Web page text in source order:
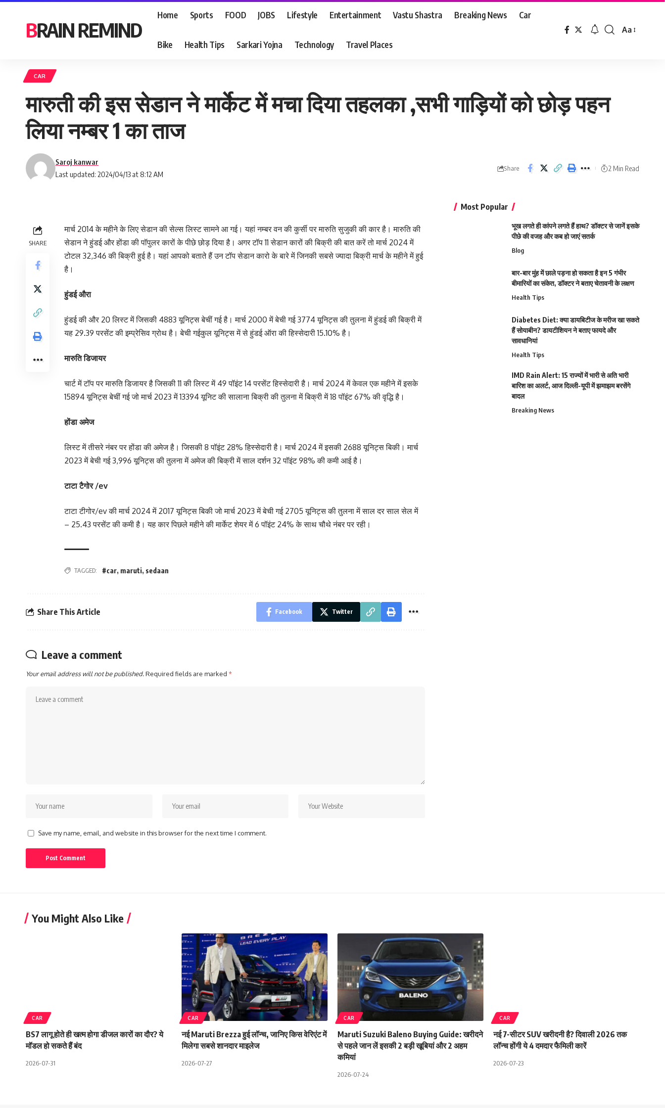
BRAIN REMIND
Home Sports FOOD JOBS Lifestyle Entertainment Vastu Shastra Breaking News Car
Bike Health Tips Sarkari Yojna Technology Travel Places
Font
Aa
CAR
मारुती की इस सेडान ने मार्केट में मचा दिया तहलका ,सभी गाड़ियों को छोड़ पहन
लिया नम्बर 1 का ताज
Last updated: 2024/04/13 at 8:12 AM
Saroj kanwar
Share 2 Min Read
SHARE
मार्च 2014 के महीने के लिए सेडान की सेल्स लिस्ट सामने आ गई। यहां नम्बर वन की कुर्सी पर मारुति सुजुकी की कार है। मारुति की
सेडान ने हुंडई और होंडा की पॉपुलर कारों के पीछे छोड़ दिया है। अगर टॉप 11 सेडान कारों की बिक्री की बात करें तो मार्च 2024 में
टोटल 32,346 की बिक्री हुई है। यहां आपको बताते हैं उन टॉप सेडान कारो के बारे में जिनकी सबसे ज्यादा बिक्री मार्च के महीने में हुई
है।
हुंडई औरा
हुंडई की और 20 लिस्ट में जिसकी 4883 यूनिट्स बेचीं गई है। मार्च 2000 में बेची गई 3774 यूनिट्स की तुलना में हुंडई की बिक्री में
यह 29.39 परसेंट की इम्प्रेसिव ग्रोथ है। बेची गईकुल यूनिट्स में से हुंडई ऑरा की हिस्सेदारी 15.10% है।
मारुति डिजायर
चार्ट में टॉप पर मारुति डिजायर है जिसकी 11 की लिस्ट में 49 पॉइंट 14 परसेंट हिस्सेदारी है। मार्च 2024 में केवल एक महीने में इसके
15894 यूनिट्स बेचीं गई जो मार्च 2023 में 13394 यूनिट की सालाना बिक्री की तुलना में बिक्री में 18 पॉइंट 67% की वृद्धि है।
होंडा अमेज
लिस्ट में तीसरे नंबर पर होंडा की अमेज है। जिसकी 8 पॉइंट 28% हिस्सेदारी है। मार्च 2024 में इसकी 2688 यूनिट्स बिकी। मार्च
2023 में बेची गई 3,996 यूनिट्स की तुलना में अमेज की बिक्री में साल दर्शन 32 पॉइंट 98% की कमी आई है।
टाटा टैगोर /ev
टाटा टीगोर/ev की मार्च 2024 में 2017 यूनिट्स बिकी जो मार्च 2023 में बेची गई 2705 यूनिट्स की तुलना में साल दर साल सेल में
– 25.43 परसेंट की कमी है। यह कार पिछले महीने की मार्केट शेयर में 6 पॉइंट 24% के साथ चौथे नंबर पर रही।
TAGGED: #car, maruti, sedaan
Share This Article Facebook Twitter
Leave a comment
Your email address will not be published.Required fields are marked *
Save my name, email, and website in this browser for the next time I comment.
Most Popular
भूख लगते ही कांपने लगते हैं हाथ? डॉक्टर से जानें इसके
पीछे की वजह और कब हो जाएं सतर्क
Blog
बार-बार मुंह में छाले पड़ना हो सकता है इन 5 गंभीर
बीमारियों का संकेत, डॉक्टर ने बताए चेतावनी के लक्षण
Health Tips
Diabetes Diet: क्या डायबिटीज के मरीज खा सकते
हैं सोयाबीन? डायटीशियन ने बताए फायदे और
सावधानियां
Health Tips
IMD Rain Alert: 15 राज्यों में भारी से अति भारी
बारिश का अलर्ट, आज दिल्ली-यूपी में झमाझम बरसेंगे
बादल
Breaking News
You Might Also Like
CAR
BS7 लागू होते ही खत्म होगा डीजल कारों का दौर? ये
मॉडल हो सकते हैं बंद
2026-07-31
CAR
नई Maruti Brezza हुई लॉन्च, जानिए किस वेरिएंट में
मिलेगा सबसे शानदार माइलेज
2026-07-27
CAR
Maruti Suzuki Baleno Buying Guide: खरीदने
से पहले जान लें इसकी 2 बड़ी खूबियां और 2 अहम
कमियां
2026-07-24
CAR
नई 7-सीटर SUV खरीदनी है? दिवाली 2026 तक
लॉन्च होंगी ये 4 दमदार फैमिली कारें
2026-07-23